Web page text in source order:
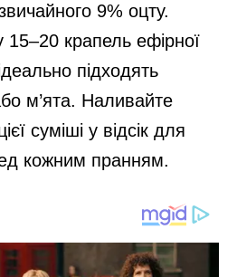
9% оцту.
крапель ефірної
підходять
м’ята. Наливайте
суміші у відсік для
кожним пранням.